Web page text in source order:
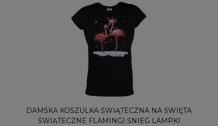
DAMSKA KOSZULKA ŚWIĄTECZNA NA ŚWIĘTA
ŚWIĄTECZNE FLAMINGI ŚNIEG LAMPKI